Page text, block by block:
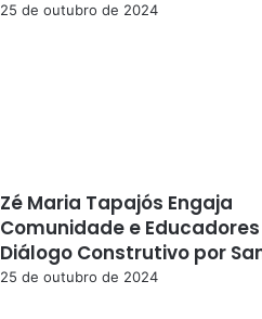
25 de outubro de 2024
Zé Maria Tapajós Engaja
Comunidade e
Diálogo Construtivo por
25 de outubro de 2024